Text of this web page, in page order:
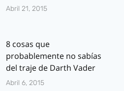
Abril 21, 2015
8 cosas que
probablemente no sabías
del traje de Darth Vader
Abril 6, 2015